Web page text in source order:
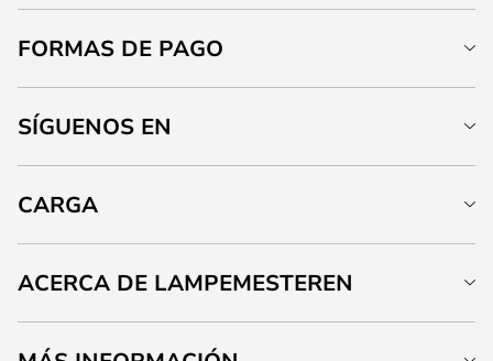
FORMAS DE PAGO
SÍGUENOS EN
CARGA
ACERCA DE LAMPEMESTEREN